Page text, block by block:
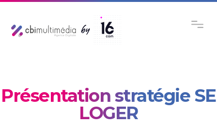
Présentation stratégie SE
LOGER